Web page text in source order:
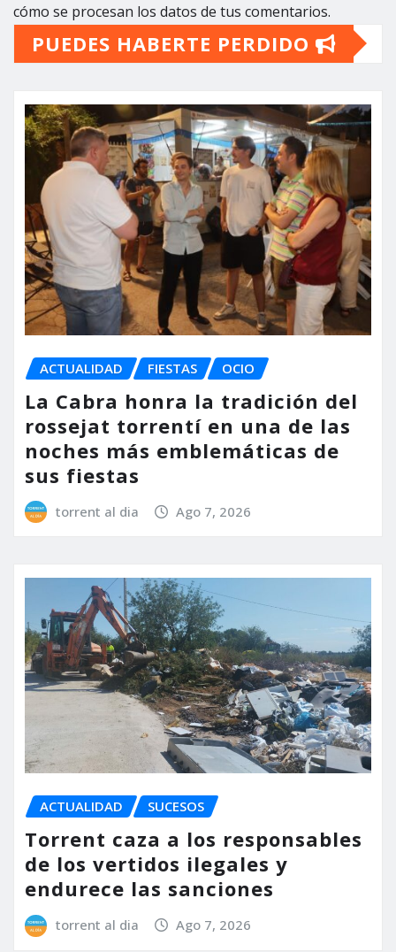
cómo se procesan los datos de tus comentarios.
PUEDES HABERTE PERDIDO
ACTUALIDAD FIESTAS OCIO
La Cabra honra la tradición del
rossejat torrentí en una de las
noches más emblemáticas de
sus fiestas
torrent al dia Ago 7, 2026
ACTUALIDAD SUCESOS
Torrent caza a los responsables
de los vertidos ilegales y
endurece las sanciones
torrent al dia Ago 7, 2026